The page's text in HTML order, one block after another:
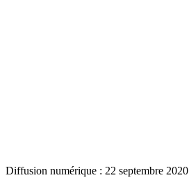
Diffusion numérique : 22 septembre 2020